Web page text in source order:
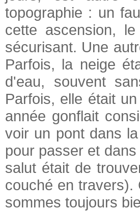
topographie : un
cette ascension,
sécurisant. Une
Parfois, la neige
d'eau, souvent
Parfois, elle était
année gonflait
voir un pont dans
pour passer et
salut était de
couché en travers).
sommes toujours